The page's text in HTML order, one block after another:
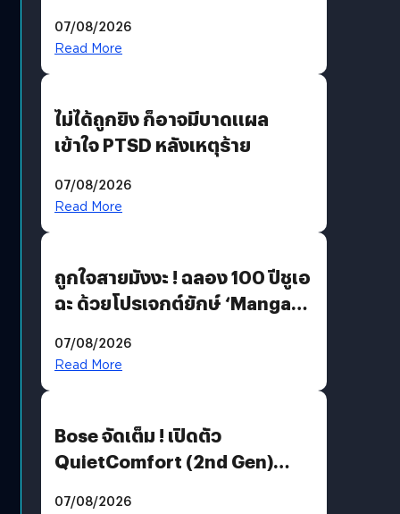
07/08/2026
Read More
ไม่ได้ถูกยิง ก็อาจมีบาดแผล
เข้าใจ PTSD หลังเหตุร้าย
07/08/2026
Read More
ถูกใจสายมังงะ ! ฉลอง 100 ปีชูเอ
ฉะ ด้วยโปรเจกต์ยักษ์ ‘Manga
มีภาษาไทยด้วย
07/08/2026
Read More
Bose จัดเต็ม ! เปิดตัว
QuietComfort (2nd Gen)
07/08/2026